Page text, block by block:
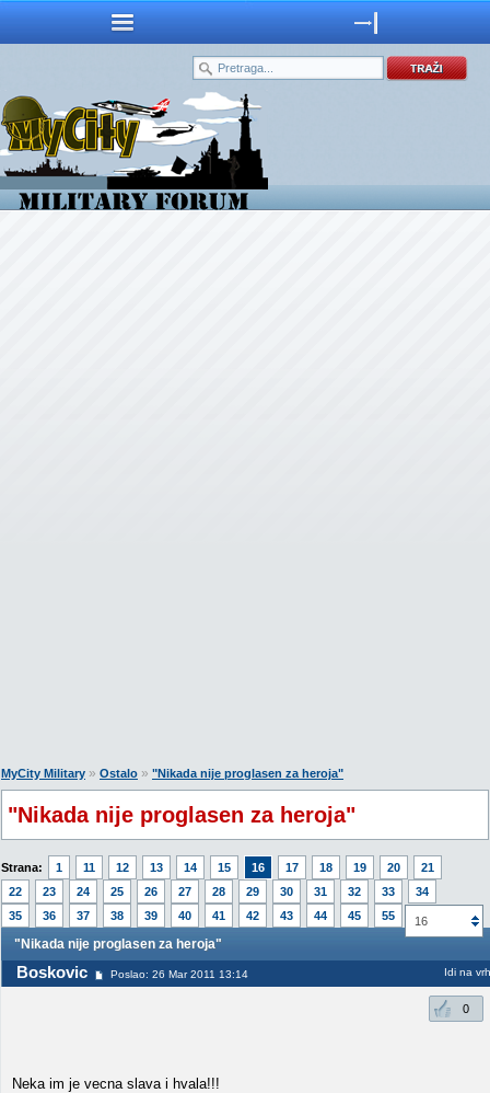
MyCity Military » Ostalo » "Nikada nije proglasen za heroja"
"Nikada nije proglasen za heroja"
Strana: 1 11 12 13 14 15 16 17 18 19 20
21
22
23 24 25 26 27 28 29 30 31 32 33
34
35
36 37 38 39 40 41 42 43 44 45 55 16
"Nikada nije proglasen za heroja"
Boskovic Poslao: 26 Mar 2011 13:14 Idi na vrh
0
Neka im je vecna slava i hvala!!!